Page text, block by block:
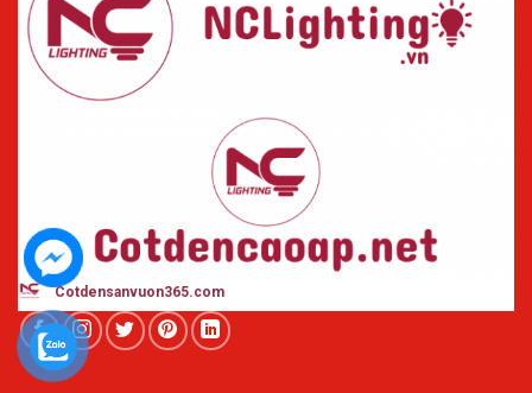
Cotdensanvuon365.com